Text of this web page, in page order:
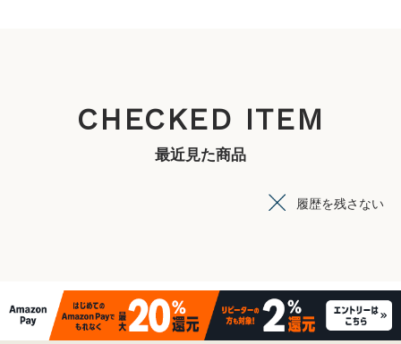
CHECKED ITEM
最近見た商品
履歴を残さない